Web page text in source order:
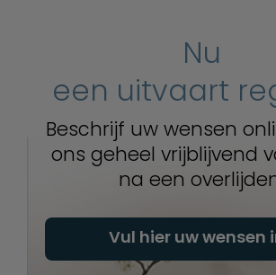
Nu
een uitvaart
Beschrijf uw wensen
ons geheel vrijblijvend
na een
Vul hier uw wensen